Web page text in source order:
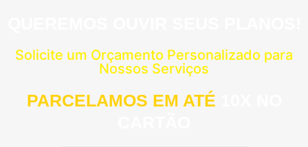
Solicite um Orçamento Personalizado para
Nossos Serviços
PARCELAMOS EM ATÉ